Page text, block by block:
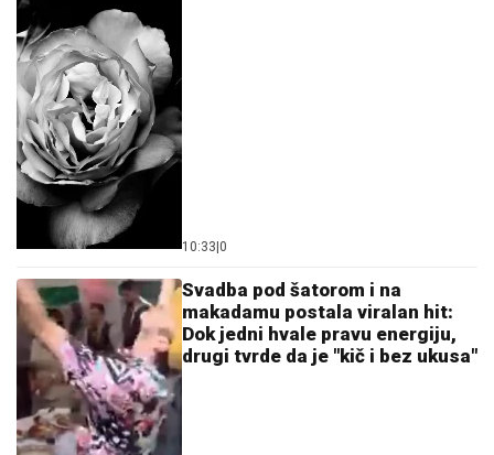
10:33 0
Svadba pod šatorom i na
makadamu postala viralan hit:
Dok jedni hvale pravu energiju,
drugi tvrde da je "kič i bez ukusa"